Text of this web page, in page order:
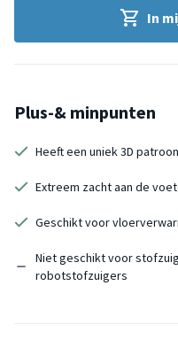
In
Plus-& minpunten
Heeft een uniek 3D patroon
Extreem zacht aan de
Geschikt voor
Niet geschikt voor
robotstofzuigers